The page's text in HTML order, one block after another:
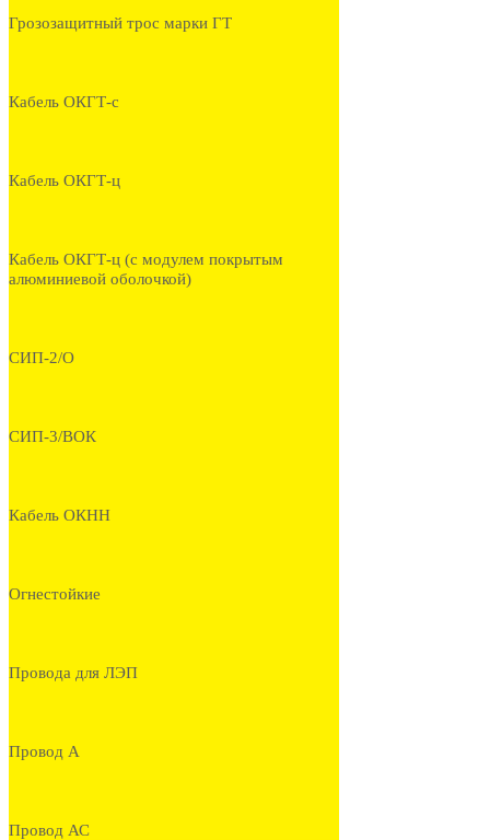
Грозозащитный трос марки ГТ
Кабель ОКГТ-с
Кабель ОКГТ-ц
Кабель ОКГТ-ц (с модулем покрытым
алюминиевой оболочкой)
СИП-2/О
СИП-3/ВОК
Кабель ОКНН
Огнестойкие
Провода для ЛЭП
Провод А
Провод АС